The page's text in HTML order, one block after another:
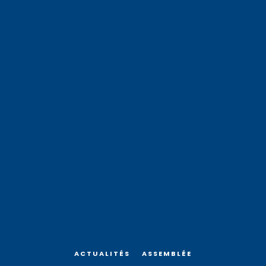
ACTUALITÉS ASSEMBLÉE